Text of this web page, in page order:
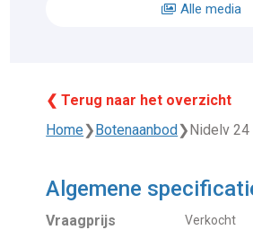
Alle media
❮ Terug naar het overzicht
Home❯Botenaanbod❯Nidelv
Algemene
Vraagprijs Verkocht